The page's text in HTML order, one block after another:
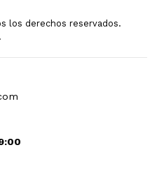
los derechos reservados.
.